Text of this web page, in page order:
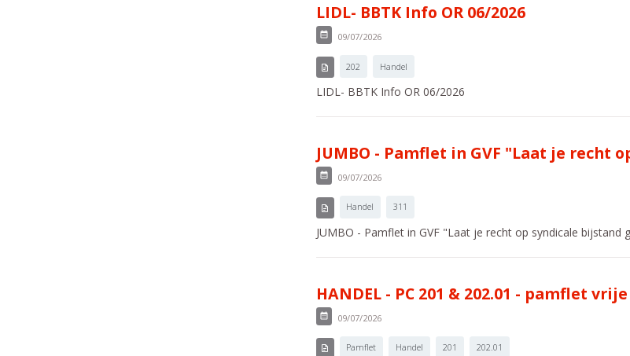
LIDL- BBTK Info OR 06/2026
09/07/2026
202 Handel
LIDL- BBTK Info OR 06/2026
JUMBO - Pamflet in GVF "Laat je recht
09/07/2026
Handel 311
JUMBO - Pamflet in GVF "Laat je recht op syndicale bijstand
HANDEL - PC 201 & 202.01 - pamflet
09/07/2026
Pamflet Handel 201 202.01